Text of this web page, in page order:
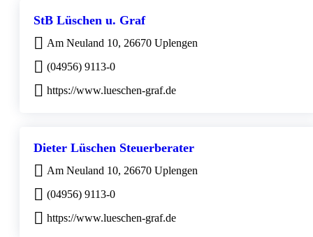
StB Lüschen u. Graf
Am Neuland 10, 26670 Uplengen
(04956) 9113-0
https://www.lueschen-graf.de
Dieter Lüschen Steuerberater
Am Neuland 10, 26670 Uplengen
(04956) 9113-0
https://www.lueschen-graf.de